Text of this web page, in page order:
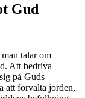
Gud
talar om
Att bedriva
på Guds
att förvalta jorden,